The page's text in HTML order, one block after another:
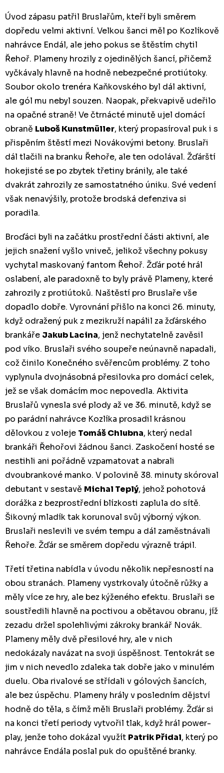
Úvod zápasu patřil Bruslařům, kteří byli směrem
dopředu velmi aktivní. Velkou šanci měl po Kozlíkově
nahrávce Endál, ale jeho pokus se štěstím chytil
Řehoř. Plameny hrozily z ojedinělých šancí, přičemž
vyčkávaly hlavně na hodně nebezpečné protiútoky.
Soubor okolo trenéra Kaňkovského byl dál aktivní,
ale gól mu nebyl souzen. Naopak, překvapivě udeřilo
na opačné straně! Ve čtrnácté minutě ujel domácí
obraně Luboš Kunstmüller, který propasíroval puk i s
přispěním štěstí mezi Novákovými betony. Bruslaři
dál tlačili na branku Řehoře, ale ten odolával. Žďárští
hokejisté se po zbytek třetiny bránily, ale také
dvakrát zahrozily ze samostatného úniku. Své vedení
však nenavýšily, protože brodská defenziva si
poradila.
Broďáci byli na začátku prostřední části aktivní, ale
jejich snažení vyšlo vniveč, jelikož všechny pokusy
vychytal maskovaný fantom Řehoř. Žďár poté hrál
oslabení, ale paradoxně to byly právě Plameny, které
zahrozily z protiútoků. Naštěstí pro Bruslaře vše
dopadlo dobře. Vyrovnání přišlo na konci 26. minuty,
když odražený puk z mezikruží napálil za žďárského
brankáře Jakub Lacina, jenž nechytatelně zavěsil
pod víko. Bruslaři svého soupeře neúnavně napadali,
což činilo Konečného svěřencům problémy. Z toho
vyplynula dvojnásobná přesilovka pro domácí celek,
jež se však domácím moc nepovedla. Aktivita
Bruslařů vynesla své plody až ve 36. minutě, když se
po parádní nahrávce Kozlíka prosadil krásnou
dělovkou z voleje Tomáš Chlubna, který nedal
brankáři Řehořovi žádnou šanci. Zaskočení hosté se
nestihli ani pořádně vzpamatovat a nabrali
dvoubrankové manko. V polovině 38. minuty skóroval
debutant v sestavě Michal Teplý, jehož pohotová
dorážka z bezprostřední blízkosti zaplula do sítě.
Šikovný mladík tak korunoval svůj výborný výkon.
Bruslaři neslevili ve svém tempu a dál zaměstnávali
Řehoře. Žďár se směrem dopředu výrazně trápil.
Třetí třetina nabídla v úvodu několik nepřesností na
obou stranách. Plameny vystrkovaly útočně růžky a
měly více ze hry, ale bez kýženého efektu. Bruslaři se
soustředili hlavně na poctivou a obětavou obranu, jíž
zezadu držel spolehlivými zákroky brankář Novák.
Plameny měly dvě přesilové hry, ale v nich
nedokázaly navázat na svoji úspěšnost. Tentokrát se
jim v nich nevedlo zdaleka tak dobře jako v minulém
duelu. Oba rivalové se střídali v gólových šancích,
ale bez úspěchu. Plameny hrály v posledním dějství
hodně do těla, s čímž měli Bruslaři problémy. Žďár si
na konci třetí periody vytvořil tlak, když hrál power-
play, jenže toho dokázal využít Patrik Přidal, který po
nahrávce Endála poslal puk do opuštěné branky.